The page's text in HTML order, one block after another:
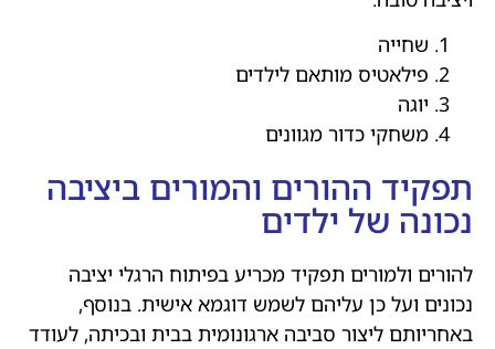
שחייה
פילאטיס מותאם לילדים
יוגה
משחקי כדור מגוונים
תפקיד ההורים והמורים ביציבה
נכונה של ילדים
להורים ולמורים תפקיד מכריע בפיתוח הרגלי יציבה
נכונים ועל כן עליהם לשמש דוגמא אישית. בנוסף,
באחריותם ליצור סביבה ארגונומית בבית ובכיתה, לעודד